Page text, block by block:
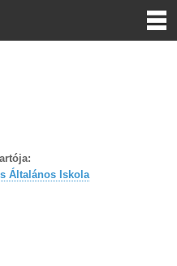
Általános Iskola